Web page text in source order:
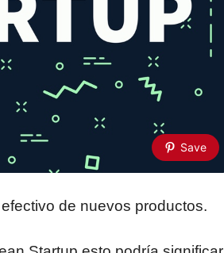
Save
de nuevos productos.